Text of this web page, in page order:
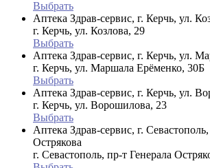
Выбрать
Аптека Здрав-сервис, г. Керчь, ул.
г. Керчь, ул. Козлова, 29
Выбрать
Аптека Здрав-сервис, г. Керчь, ул.
г. Керчь, ул. Маршала Ерёменко, 30Б
Выбрать
Аптека Здрав-сервис, г. Керчь, ул.
г. Керчь, ул. Ворошилова, 23
Выбрать
Аптека Здрав-сервис, г.
Острякова
г. Севастополь, пр-т Генерала